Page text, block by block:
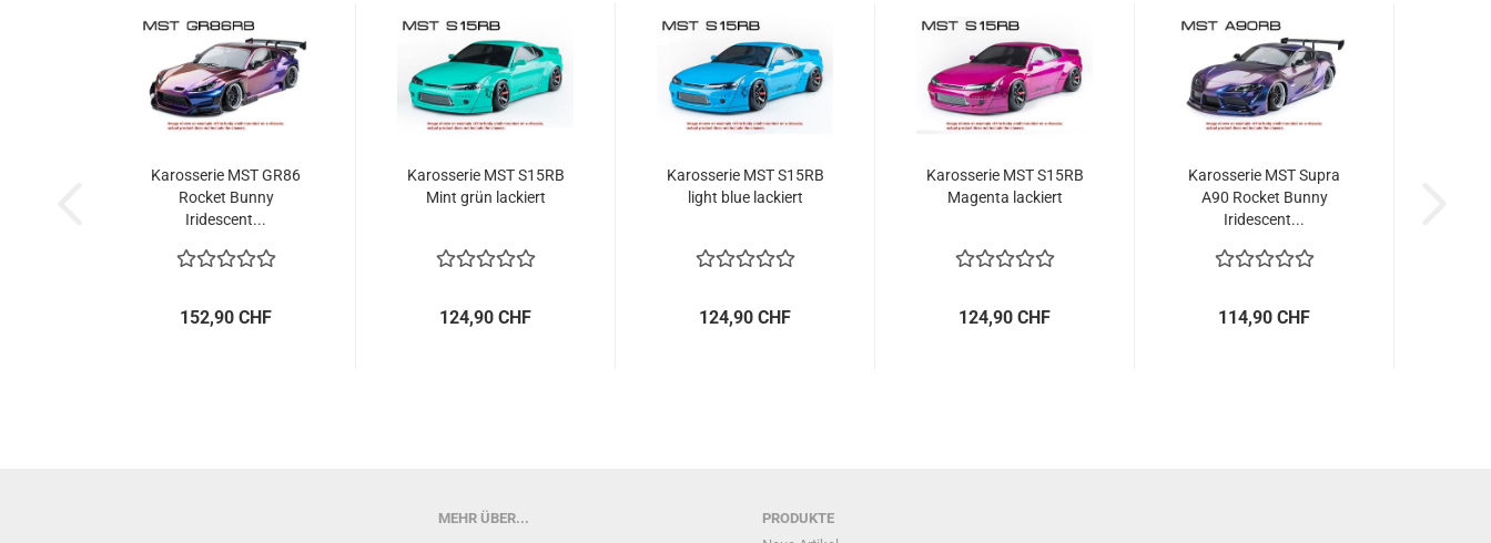
Karosserie MST GR86
Rocket Bunny
Iridescent...
152,90 CHF
Karosserie MST S15RB
Mint grün lackiert
124,90 CHF
Karosserie MST S15RB
light blue lackiert
124,90 CHF
Karosserie MST S15RB
Magenta lackiert
124,90 CHF
Karosserie MST Supra
A90 Rocket Bunny
Iridescent...
114,90 CHF
MEHR ÜBER...
PRODUKTE